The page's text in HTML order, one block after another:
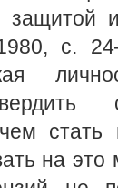
с.
стать
на